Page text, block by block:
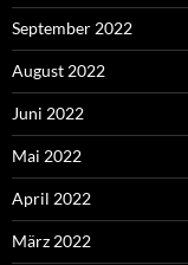
September 2022
August 2022
Juni 2022
Mai 2022
April 2022
März 2022